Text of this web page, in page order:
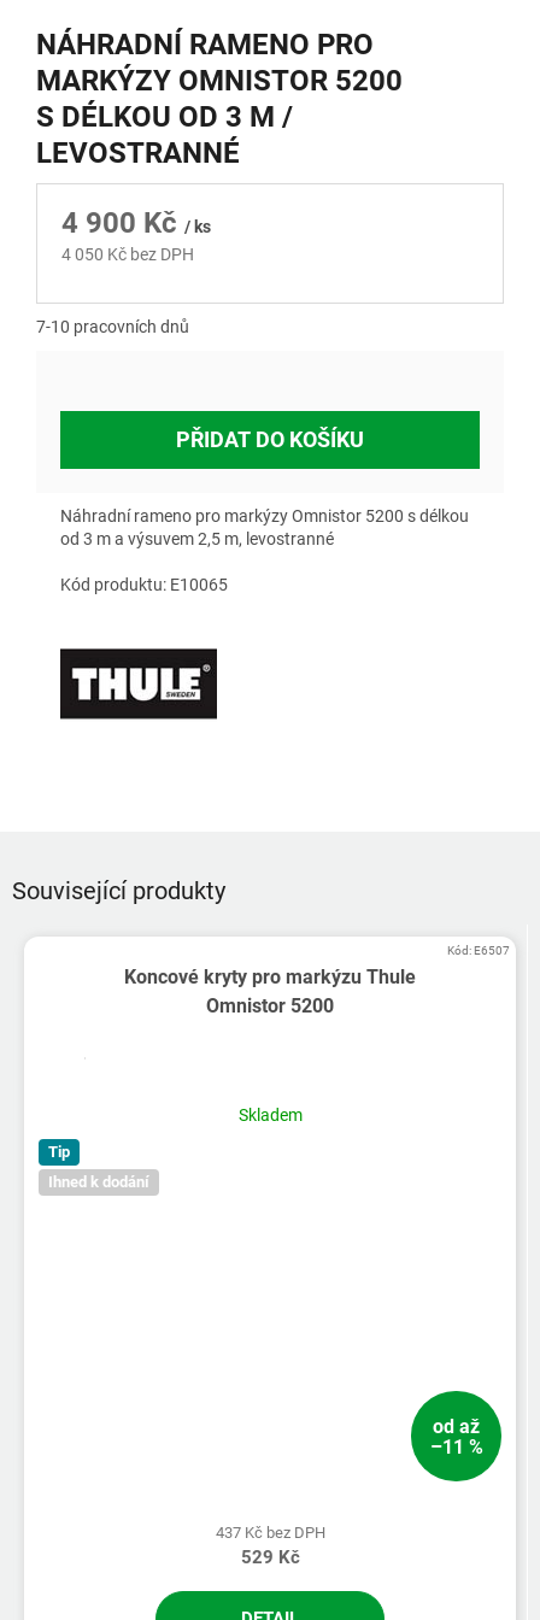
NÁHRADNÍ RAMENO PRO
MARKÝZY OMNISTOR 5200
S DÉLKOU OD 3 M /
LEVOSTRANNÉ
4 900 Kč / ks
4 050 Kč bez DPH
7-10 pracovních dnů
PŘIDAT DO KOŠÍKU
Náhradní rameno pro markýzy Omnistor 5200 s délkou
od 3 m a výsuvem 2,5 m, levostranné
Kód produktu: E10065
Související produkty
Koncové kryty pro markýzu Thule
Omnistor 5200
Skladem
Tip
Ihned k dodání
od až
–11 %
437 Kč bez DPH
529 Kč
Kód:E6507